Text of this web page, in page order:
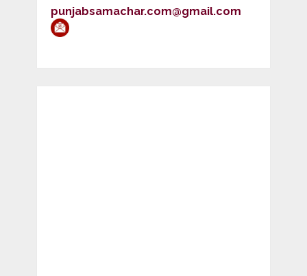
punjabsamachar.com@gmail.com